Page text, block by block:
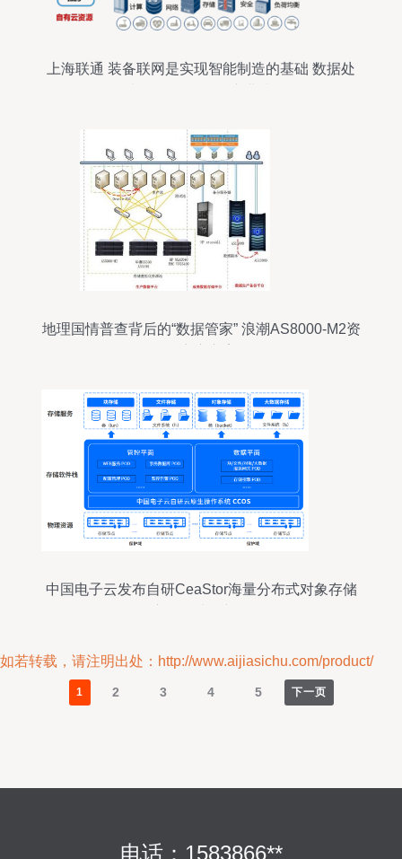
上海联通 装备联网是实现智能制造的基础 数据处
地理国情普查背后的“数据管家” 浪潮AS8000-M2资
中国电子云发布自研CeaStor海量分布式对象存储
如若转载，请注明出处：http://www.aijiasichu.com/product/
1 2 3 4 5 下一页
电话：1583866**